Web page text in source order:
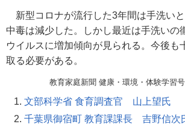
新型コロナが流行した3年間は手洗い
中毒は減少した。しかし最近は手洗いの
ウイルスに増加傾向が見られる。今後も
取る必要がある。
教育家庭新聞 健康・環境・体験学習
文部科学省 食育調査官 山上望氏
千葉県御宿町 教育課課長 吉野信次